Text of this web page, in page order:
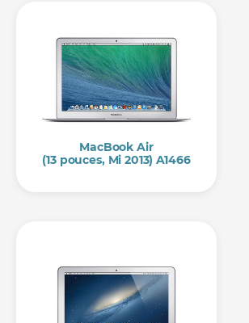
MacBook Air
(13 pouces, Mi 2013) A1466